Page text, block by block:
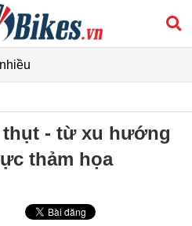
thụt - từ xu hướng
thảm họa